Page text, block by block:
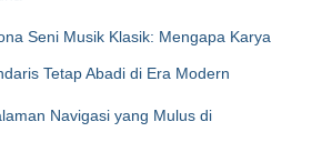
Seni Musik Klasik: Mengapa Karya
Tetap Abadi di Era Modern
Navigasi yang Mulus di